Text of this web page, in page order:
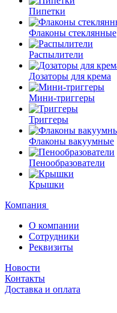
Пипетки
Флаконы стеклянные
Распылители
Дозаторы для крема
Мини-триггеры
Триггеры
Флаконы вакуумные
Пенообразователи
Крышки
Компания
О компании
Сотрудники
Реквизиты
Новости
Контакты
Доставка и оплата